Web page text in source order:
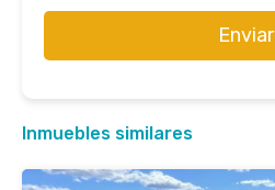
Enviar
Inmuebles similares